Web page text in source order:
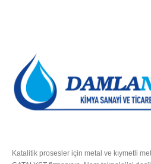
Katalitik prosesler için metal ve kıymetli